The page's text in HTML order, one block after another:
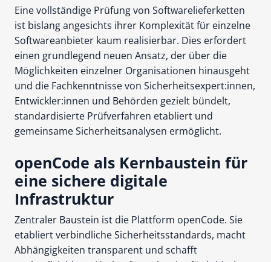
Eine vollständige Prüfung von Softwarelieferketten
ist bislang angesichts ihrer Komplexität für einzelne
Softwareanbieter kaum realisierbar. Dies erfordert
einen grundlegend neuen Ansatz, der über die
Möglichkeiten einzelner Organisationen hinausgeht
und die Fachkenntnisse von Sicherheitsexpert:innen,
Entwickler:innen und Behörden gezielt bündelt,
standardisierte Prüfverfahren etabliert und
gemeinsame Sicherheitsanalysen ermöglicht.
openCode als Kernbaustein für
eine sichere digitale
Infrastruktur
Zentraler Baustein ist die Plattform openCode. Sie
etabliert verbindliche Sicherheitsstandards, macht
Abhängigkeiten transparent und schafft